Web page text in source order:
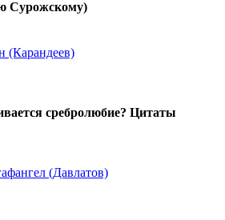
Сурожскому)
(Карандеев)
сребролюбие? Цитаты
(Давлатов)